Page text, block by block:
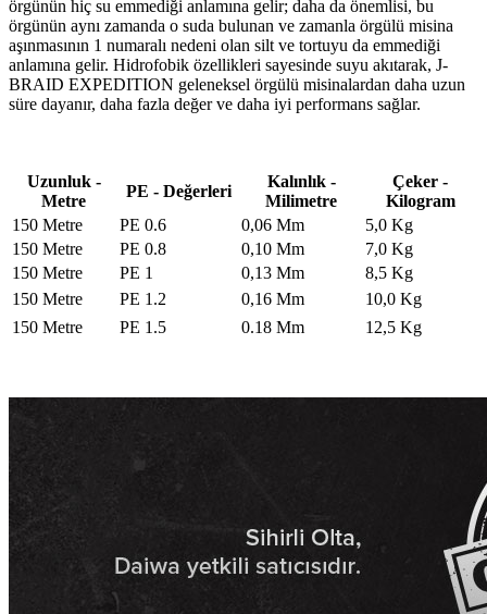
örgünün hiç su emmediği anlamına gelir; daha da önemlisi, bu
örgünün aynı zamanda o suda bulunan ve zamanla örgülü misina
aşınmasının 1 numaralı nedeni olan silt ve tortuyu da emmediği
anlamına gelir. Hidrofobik özellikleri sayesinde suyu akıtarak, J-
BRAID EXPEDITION geleneksel örgülü misinalardan daha uzun
süre dayanır, daha fazla değer ve daha iyi performans sağlar.
Uzunluk -
Metre
PE - Değerleri
Kalınlık -
Milimetre
Çeker -
Kilogram
150 Metre
PE 0.6 0,06 Mm
5,0 Kg
150 Metre
PE 0.8 0,10 Mm
7,0 Kg
150 Metre
PE 1 0,13 Mm
8,5 Kg
150 Metre
PE 1.2 0,16 Mm
10,0 Kg
150 Metre
PE 1.5 0.18 Mm 12,5 Kg